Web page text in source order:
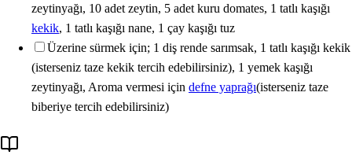
zeytinyağı, 10 adet zeytin, 5 adet kuru domates, 1 tatlı kaşığı
kekik, 1 tatlı kaşığı nane, 1 çay kaşığı tuz
Üzerine sürmek için; 1 diş rende sarımsak, 1 tatlı kaşığı kekik
(isterseniz taze kekik tercih edebilirsiniz), 1 yemek kaşığı
zeytinyağı, Aroma vermesi için defne yaprağı(isterseniz taze
biberiye tercih edebilirsiniz)